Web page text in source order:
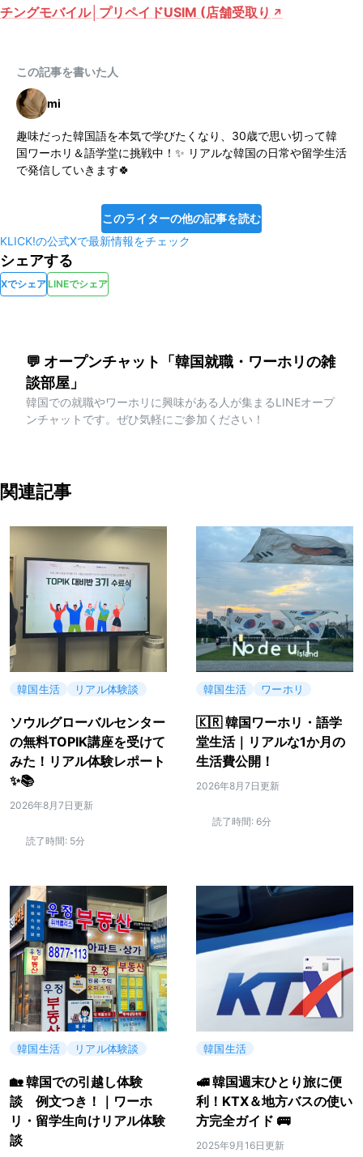
チングモバイル│プリペイドUSIM (店舗受取り
この記事を書いた人
mi
趣味だった韓国語を本気で学びたくなり、30歳で思い切って韓
国ワーホリ＆語学堂に挑戦中！✨ リアルな韓国の日常や留学生活
で発信していきます🍀
このライターの他の記事を読む
KLICK!の公式Xで最新情報をチェック
シェアする
XでシェアLINEでシェア
💬 オープンチャット「韓国就職・ワーホリの雑
談部屋」
韓国での就職やワーホリに興味がある人が集まるLINEオープ
ンチャットです。ぜひ気軽にご参加ください！
関連記事
韓国生活 リアル体験談
ソウルグローバルセンター
の無料TOPIK講座を受けて
みた！リアル体験レポート
✨📚
2026年8月7日更新
読了時間: 5分
韓国生活 ワーホリ
🇰🇷 韓国ワーホリ・語学
堂生活｜リアルな1か月の
生活費公開！
2026年8月7日更新
読了時間: 6分
韓国生活 リアル体験談
🏡 韓国での引越し体験
談 例文つき！｜ワーホ
リ・留学生向けリアル体験
談
韓国生活
🚅 韓国週末ひとり旅に便
利！KTX＆地方バスの使い
方完全ガイド 🚌
2025年9月16日更新